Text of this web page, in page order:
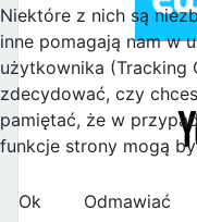
Niektóre z nich są
inne pomagają nam w
użytkownika (Tracking
zdecydować, czy
pamiętać, że w
funkcje strony mogą
Ok
Odmawiać